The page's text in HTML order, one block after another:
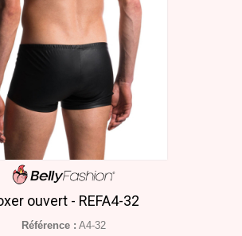
ouvert - REFA4-32
Référence : A4-32